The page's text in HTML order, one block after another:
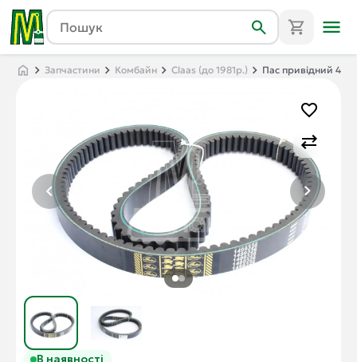
Запчастини Комбайн Claas (до 1981р.) Пас привідний
В наявності